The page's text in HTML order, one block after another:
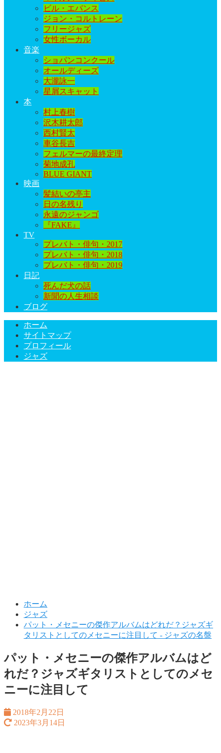
ビル・エバンス
ジョン・コルトレーン
フリージャズ
女性ボーカル
音楽
ショパンコンクール
オールディーズ
大瀧詠一
星屑スキャット
本
村上春樹
沢木耕太郎
西村賢太
車谷長吉
フェルマーの最終定理
菊地成孔
BLUE GIANT
映画
髪結いの亭主
日の名残り
永遠のジャンゴ
『FAKE』
TV
プレバト・俳句・2017
プレバト・俳句・2018
プレバト・俳句・2019
日記
死んだ犬の話
新聞の人生相談
ブログ
ホーム
サイトマップ
プロフィール
ジャズ
ホーム
ジャズ
パット・メセニーの傑作アルバムはどれだ？ジャズギ
タリストとしてのメセニーに注目して - ジャズの名盤
パット・メセニーの傑作アルバムはど
れだ？ジャズギタリストとしてのメセ
ニーに注目して
2018年2月22日
2023年3月14日